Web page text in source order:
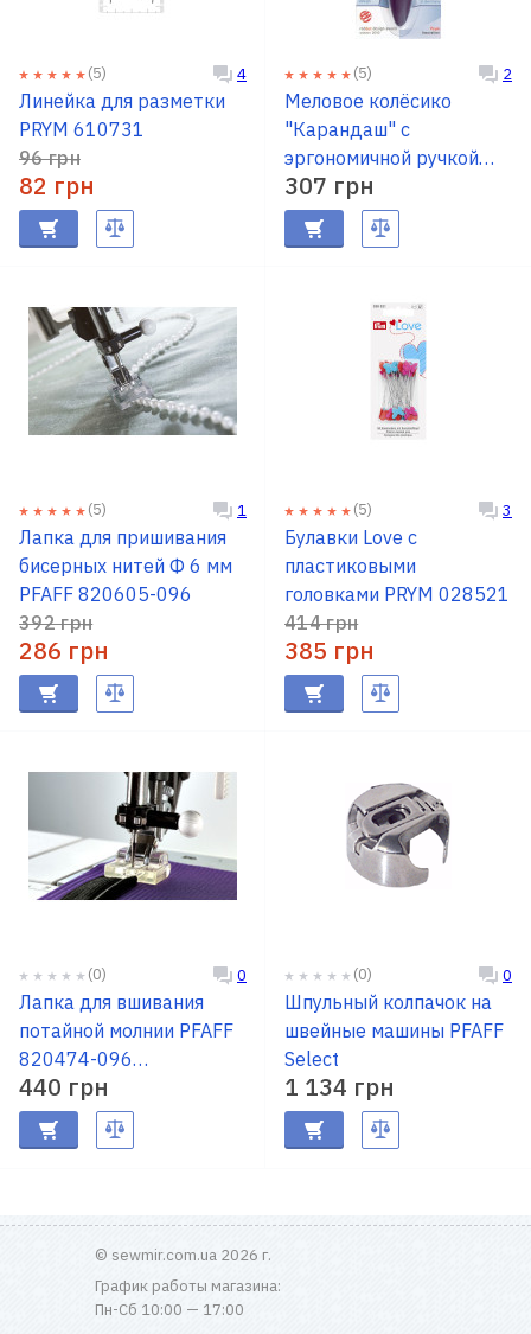
(5) 4
Линейка для разметки
PRYM 610731
96 грн
82 грн
(5) 2
Меловое колёсико
"Карандаш" с
эргономичной ручкой
PRYM 610955
307 грн
(5) 1
Лапка для пришивания
бисерных нитей Ф 6 мм
PFAFF 820605-096
392 грн
286 грн
(5) 3
Булавки Love с
пластиковыми
головками PRYM 028521
414 грн
385 грн
(0) 0
Лапка для вшивания
потайной молнии PFAFF
820474-096
(CDEFGJKL)
440 грн
(0) 0
Шпульный колпачок на
швейные машины PFAFF
Select
1 134 грн
© sewmir.com.ua 2026 г.
График работы магазина:
Пн-Сб 10:00 — 17:00